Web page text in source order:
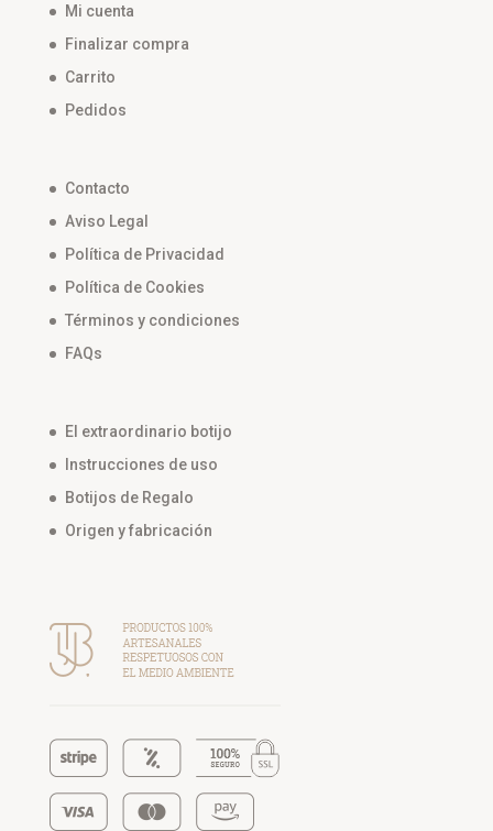
Mi cuenta
Finalizar compra
Carrito
Pedidos
Contacto
Aviso Legal
Política de Privacidad
Política de Cookies
Términos y condiciones
FAQs
El extraordinario botijo
Instrucciones de uso
Botijos de Regalo
Origen y fabricación